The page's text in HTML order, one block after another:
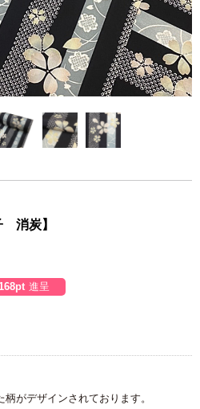
消炭】
進呈
がデザインされております。